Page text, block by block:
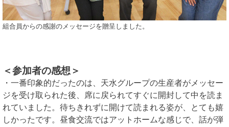
組合員からの感謝のメッセージを贈呈しました。
＜参加者の感想＞
・一番印象的だったのは、天水グループの生産者がメッセー
ジを受け取られた後、席に戻られてすぐに開封して中を読ま
れていました。待ちきれずに開けて読まれる姿が、とても嬉
しかったです。昼食交流ではアットホームな感じで、話が弾